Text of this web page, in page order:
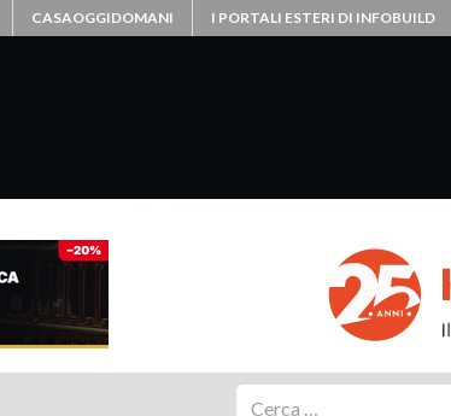
CASAOGGIDOMANI I PORTALI ESTERI DI INFOBUILD